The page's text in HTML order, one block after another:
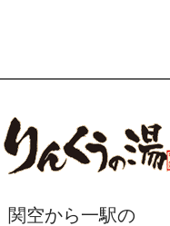
関空から一駅の